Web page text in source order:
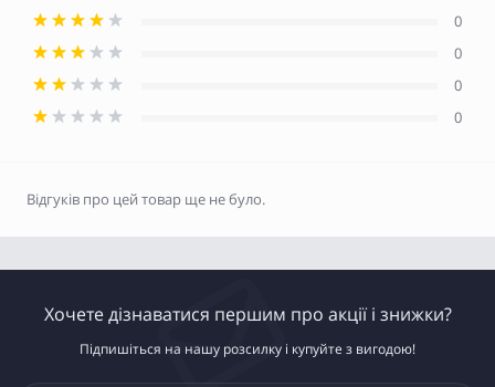
0
0
0
0
Відгуків про цей товар ще не було.
Хочете дізнаватися першим про акції і знижки?
Підпишіться на нашу розсилку і купуйте з вигодою!